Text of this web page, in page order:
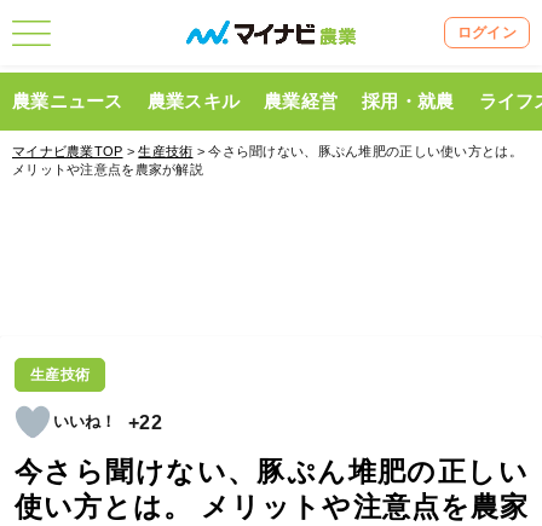
ログイン
農業ニュース 農業スキル 農業経営 採用・就農 ライフ
マイナビ農業TOP >生産技術 > 今さら聞けない、豚ぷん堆肥の正しい使い方とは。
メリットや注意点を農家が解説
生産技術
+22
今さら聞けない、豚ぷん堆肥の正しい
使い方とは。 メリットや注意点を農家